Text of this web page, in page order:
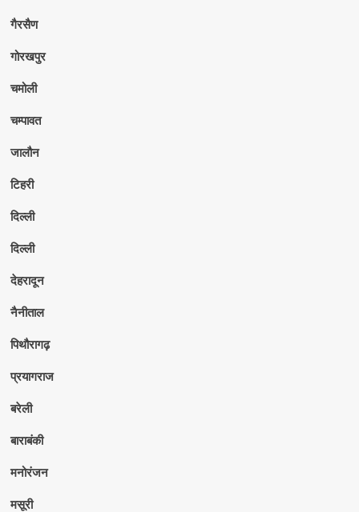
गैरसैण
गोरखपुर
चमोली
चम्पावत
जालौन
टिहरी
दिल्ली
दिल्ली
देहरादून
नैनीताल
पिथौरागढ़
प्रयागराज
बरेली
बाराबंकी
मनोरंजन
मसूरी